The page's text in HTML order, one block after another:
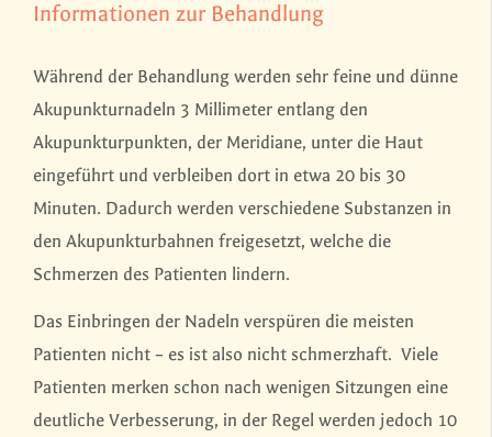
Informationen zur Behandlung
Während der Behandlung werden sehr feine und dünne
Akupunkturnadeln 3 Millimeter entlang den
Akupunkturpunkten, der Meridiane, unter die Haut
eingeführt und verbleiben dort in etwa 20 bis 30
Minuten. Dadurch werden verschiedene Substanzen in
den Akupunkturbahnen freigesetzt, welche die
Schmerzen des Patienten lindern.
Das Einbringen der Nadeln verspüren die meisten
Patienten nicht – es ist also nicht schmerzhaft. Viele
Patienten merken schon nach wenigen Sitzungen eine
deutliche Verbesserung, in der Regel werden jedoch 10